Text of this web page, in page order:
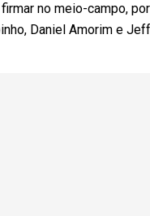
no meio-campo,
Daniel Amorim e